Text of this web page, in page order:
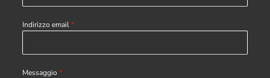
Indirizzo email*
Messaggio *